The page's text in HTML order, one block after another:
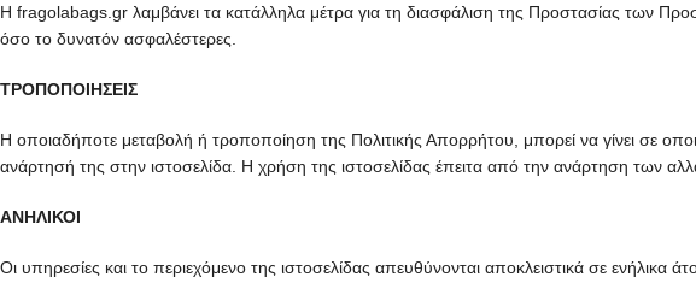
Η fragolabags.gr λαμβάνει τα κατάλληλα μέτρα για τη διασφάλιση της Προστασίας των
όσο το δυνατόν ασφαλέστερες.
ΤΡΟΠΟΠΟΙΗΣΕΙΣ
Η οποιαδήποτε μεταβολή ή τροποποίηση της Πολιτικής Απορρήτου, μπορεί να γίνει σε
ανάρτησή της στην ιστοσελίδα. Η χρήση της ιστοσελίδας έπειτα από την ανάρτηση των
ΑΝΗΛΙΚΟΙ
Οι υπηρεσίες και το περιεχόμενο της ιστοσελίδας απευθύνονται αποκλειστικά σε